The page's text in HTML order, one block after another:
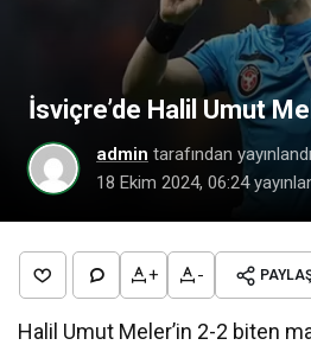
İsviçre’de Halil Umut
admin tarafından yayınlandı
18 Ekim 2024, 06:24
+ -
Halil Umut Meler’in 2-2 biten